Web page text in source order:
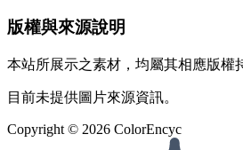
版權與來源說明
本站所展示之素材，均屬其相應版權
目前未提供圖片來源資訊。
Copyright © 2026 ColorEncyc